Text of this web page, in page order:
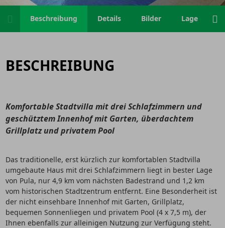
Beschreibung Details Bilder Lage
BESCHREIBUNG
Komfortable Stadtvilla mit drei Schlafzimmern und
geschütztem Innenhof mit Garten, überdachtem
Grillplatz und privatem Pool
Das traditionelle, erst kürzlich zur komfortablen Stadtvilla
umgebaute Haus mit drei Schlafzimmern liegt in bester Lage
von Pula, nur 4,9 km vom nächsten Badestrand und 1,2 km
vom historischen Stadtzentrum entfernt. Eine Besonderheit ist
der nicht einsehbare Innenhof mit Garten, Grillplatz,
bequemen Sonnenliegen und privatem Pool (4 x 7,5 m), der
Ihnen ebenfalls zur alleinigen Nutzung zur Verfügung steht.